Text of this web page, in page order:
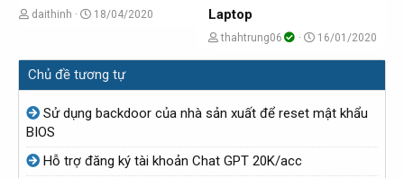
ở
ở
i
C
ủ
đ
ề
t
ạ
o
daithinh
N
à
y
i
18/04/2020
Laptop
C
h
t
thahtrung06
N
g
ử
16/01/2020
Chủ đề tương tự
Sử dụng backdoor của nhà sản xuất để reset mật khẩu
BIOS
Hỗ trợ đăng ký tài khoản Chat GPT 20K/acc